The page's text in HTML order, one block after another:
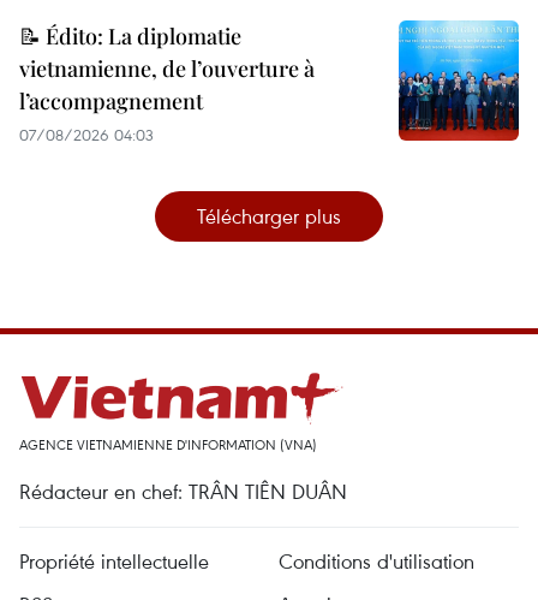
📝 Édito: La diplomatie
vietnamienne, de l’ouverture à
l’accompagnement
07/08/2026 04:03
Télécharger plus
AGENCE VIETNAMIENNE D'INFORMATION (VNA)
Rédacteur en chef: TRÂN TIÊN DUÂN
Propriété intellectuelle
Conditions d'utilisation